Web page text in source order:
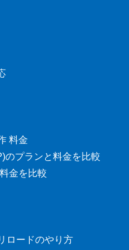
料金
のプランと料金を比較
金を比較
ロードのやり方